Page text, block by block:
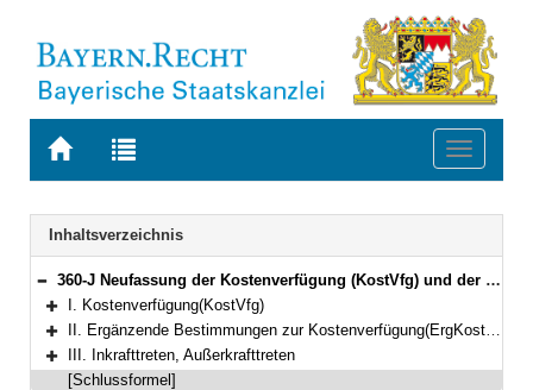
Zur
BAYERN.RECHT
Zur
letzten
Suche
Toggle
Navigation
Inhaltsverzeichnis
Bereich reduzieren
360-J Neufassung der Kostenverfügung (KostVfg) und der Ergänzungsbestimmungen zur KostVfg (ErgKostVfg) Bekanntmachung des Bayerischen Staatsministeriums der Justiz vom 9. Oktober 2023, Az. B2 - 5600 - VI - 8760/2022 (BayMBl. Nr. 521, 530)
Bereich erweitern
I. Kostenverfügung(KostVfg)
Bereich erweitern
II. Ergänzende Bestimmungen zur Kostenverfügung(ErgKostVfg)
Bereich erweitern
III. Inkrafttreten, Außerkrafttreten
[Schlussformel]